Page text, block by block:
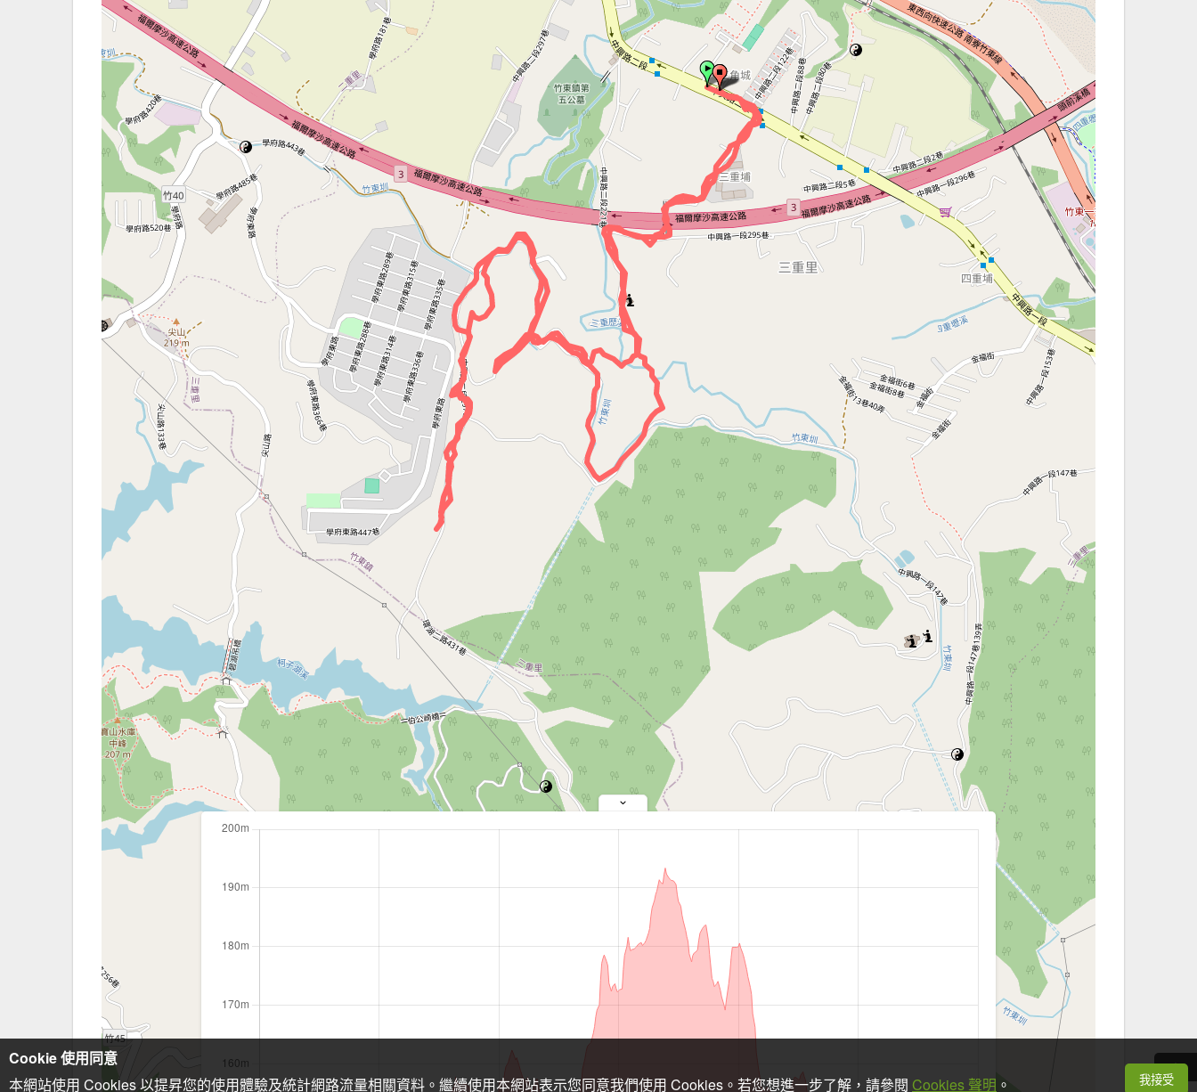
Cookie 使用同意
本網站使用 Cookies 以提昇您的使用體驗及統計網路流量相關資料。繼續使用本網站表示您同意我們使用 Cookies。若您想進一步了解，請參閱 Cookies 聲明 。 我接受